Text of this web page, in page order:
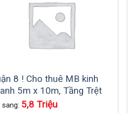
8 ! Cho thuê MB kinh
5m x 10m, Tầng Trệt
– Giá Rẻ Chỉ 5,8 tr, 003G
sang: 5,8 Triệu